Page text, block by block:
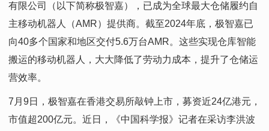
有限公司（以下简称极智嘉），已成为全球最大仓储履约自
主移动机器人（AMR）提供商。截至2024年底，极智嘉已
向40多个国家和地区交付5.6万台AMR。这些实现仓库智能
搬运的移动机器人，大大降低了劳动力成本，提升了仓储运
营效率。
7月9日，极智嘉在香港交易所敲钟上市，募资近24亿港元，
市值超200亿元。近日，《中国科学报》记者在采访李洪波